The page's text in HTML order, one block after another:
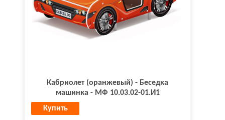
Кабриолет (оранжевый) - Беседка
машинка - МФ 10.03.02-01.И1
Купить